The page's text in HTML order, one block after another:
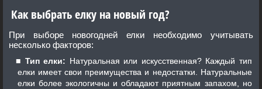
Как выбрать елку на новый год?
При выборе новогодней елки необходимо учитывать
несколько факторов:
Тип елки: Натуральная или искусственная? Каждый тип
елки имеет свои преимущества и недостатки. Натуральные
елки более экологичны и обладают приятным запахом, но